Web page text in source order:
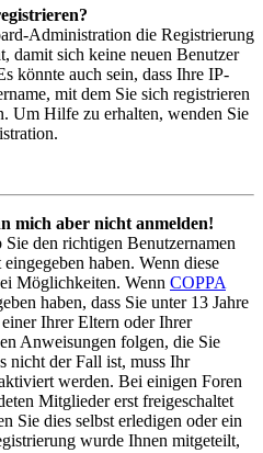
Administration die Registrierung
damit sich keine neuen Benutzer
könnte auch sein, dass Ihre IP-
mit dem Sie sich registrieren
Um Hilfe zu erhalten, wenden Sie
mich aber nicht anmelden!
den richtigen Benutzernamen
haben. Wenn diese
Möglichkeiten. Wenn COPPA
haben, dass Sie unter 13 Jahre
Ihrer Eltern oder Ihrer
Anweisungen folgen, die Sie
nicht der Fall ist, muss Ihr
werden. Bei einigen Foren
Mitglieder erst freigeschaltet
Sie dies selbst erledigen oder ein
wurde Ihnen mitgeteilt,